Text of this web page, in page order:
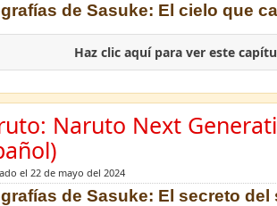
de Sasuke: El cielo que
Haz clic aquí para ver este
Naruto Next
el 22 de mayo del 2024
de Sasuke: El secreto del